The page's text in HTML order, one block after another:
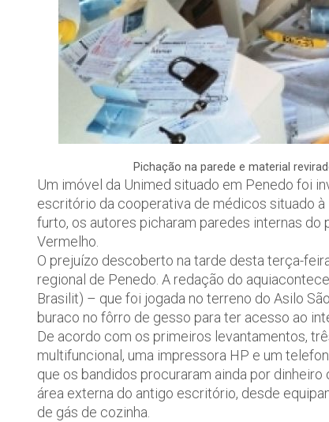
Pichação na parede e material
Um imóvel da Unimed situado em Penedo foi
escritório da cooperativa de médicos situado à
furto, os autores picharam paredes internas
Vermelho.
O prejuízo descoberto na tarde desta terça-
regional de Penedo. A redação do
Brasilit) – que foi jogada no terreno do Asilo
buraco no fôrro de gesso para ter acesso ao
De acordo com os primeiros levantamentos,
multifuncional, uma impressora HP e um
que os bandidos procuraram ainda por
área externa do antigo escritório, desde
de gás de cozinha.